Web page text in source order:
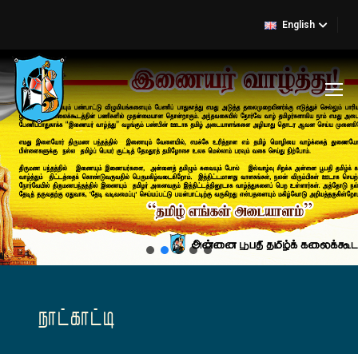
English
நாட்காட்டி